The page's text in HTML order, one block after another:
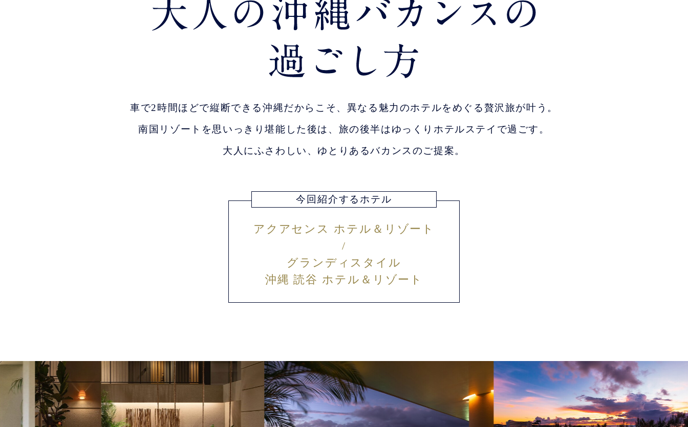
車で2時間ほどで縦断できる沖縄だからこそ、異なる魅力のホテルをめぐる贅沢旅が叶う。
南国リゾートを思いっきり堪能した後は、旅の後半はゆっくりホテルステイで過ごす。
大人にふさわしい、ゆとりあるバカンスのご提案。
今回紹介するホテル
アクアセンス ホテル＆リゾート
/
グランディスタイル
沖縄 読谷 ホテル＆リゾート